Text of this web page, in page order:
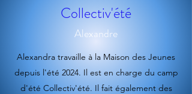
Collectiv'été
Alexandre
Alexandra travaille à la Maison des Jeunes
depuis l'été 2024. Il est en charge du camp
d'été Collectiv'été. Il fait également des